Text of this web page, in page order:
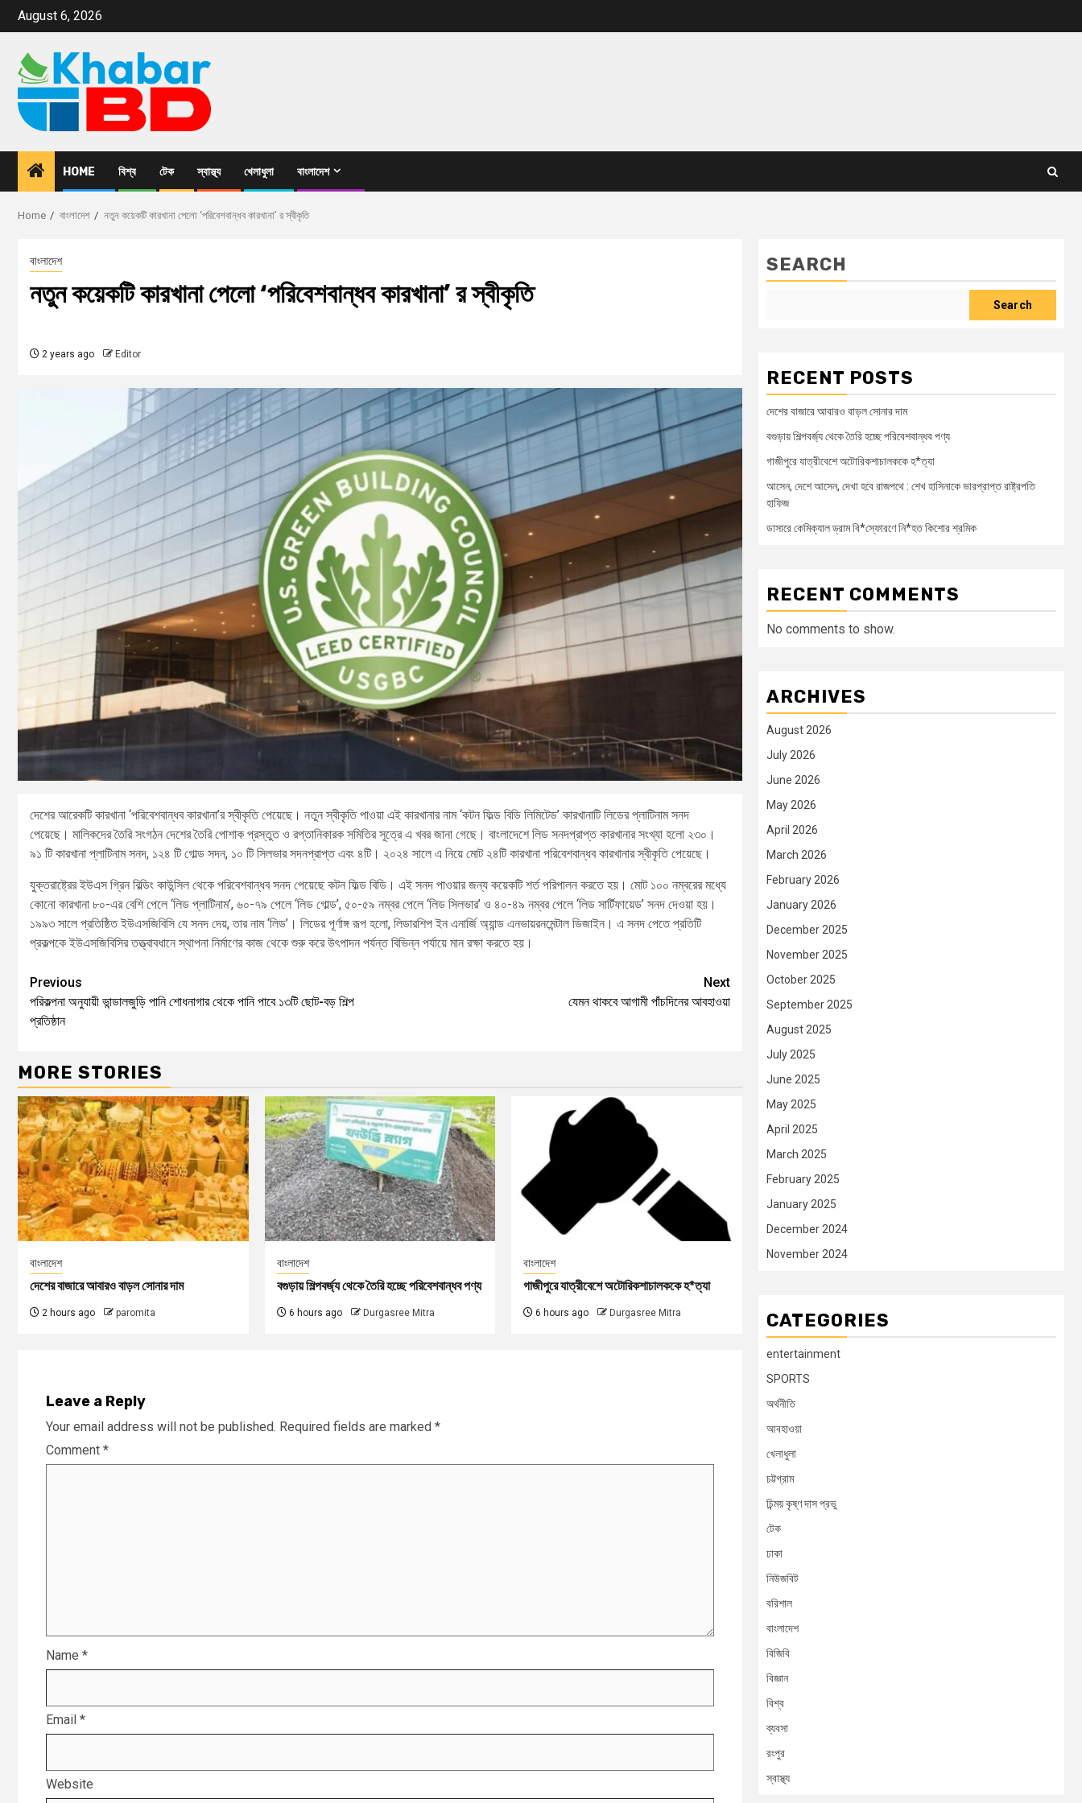
August 6, 2026
HOME বিশ্ব টেক স্বাস্থ্য খেলাধুলা বাংলাদেশ
Home বাংলাদেশ নতুন কয়েকটি কারখানা পেলো ‘পরিবেশবান্ধব কারখানা’ র স্বীকৃতি
বাংলাদেশ
নতুন কয়েকটি কারখানা পেলো ‘পরিবেশবান্ধব কারখানা’ র স্বীকৃতি
2 years ago Editor
দেশের আরেকটি কারখানা ‘পরিবেশবান্ধব কারখানা’র স্বীকৃতি পেয়েছে। নতুন স্বীকৃতি পাওয়া এই কারখানার নাম ‘কটন ফিল্ড বিডি লিমিটেড’ কারখানাটি লিডের প্লাটিনাম সনদ
পেয়েছে। মালিকদের তৈরি সংগঠন দেশের তৈরি পোশাক প্রস্তুত ও রপ্তানিকারক সমিতির সূত্রে এ খবর জানা গেছে। বাংলাদেশে লিড সনদপ্রাপ্ত কারখানার সংখ্যা হলো ২৩০।
৯১ টি কারখানা প্লাটিনাম সনদ, ১২৪ টি গোল্ড সদন, ১০ টি সিলভার সদনপ্রাপ্ত এবং ৪টি। ২০২৪ সালে এ নিয়ে মোট ২৪টি কারখানা পরিবেশবান্ধব কারখানার স্বীকৃতি পেয়েছে।
যুক্তরাষ্ট্রের ইউএস গ্রিন বিল্ডিং কাউন্সিল থেকে পরিবেশবান্ধব সনদ পেয়েছে কটন ফিল্ড বিডি। এই সনদ পাওয়ার জন্য কয়েকটি শর্ত পরিপালন করতে হয়। মোট ১০০ নম্বরের মধ্যে
কোনো কারখানা ৮০-এর বেশি পেলে ‘লিড প্লাটিনাম’, ৬০-৭৯ পেলে ‘লিড গোল্ড’, ৫০-৫৯ নম্বর পেলে ‘লিড সিলভার’ ও ৪০-৪৯ নম্বর পেলে ‘লিড সার্টিফায়েড’ সনদ দেওয়া হয়।
১৯৯৩ সালে প্রতিষ্ঠিত ইউএসজিবিসি যে সনদ দেয়, তার নাম ‘লিড’। লিডের পূর্ণাঙ্গ রূপ হলো, লিডারশিপ ইন এনার্জি অ্যান্ড এনভায়রনমেন্টাল ডিজাইন। এ সনদ পেতে প্রতিটি
প্রকল্পকে ইউএসজিবিসির তত্ত্বাবধানে স্থাপনা নির্মাণের কাজ থেকে শুরু করে উৎপাদন পর্যন্ত বিভিন্ন পর্যায়ে মান রক্ষা করতে হয়।
Previous
পরিকল্পনা অনুযায়ী ভান্ডালজুড়ি পানি শোধনাগার থেকে পানি পাবে ১৩টি ছোট-বড় শিল্প
প্রতিষ্ঠান
Next
যেমন থাকবে আগামী পাঁচদিনের আবহাওয়া
MORE STORIES
বাংলাদেশ
দেশের বাজারে আবারও বাড়ল সোনার দাম
2 hours ago paromita
বাংলাদেশ
বগুড়ায় শিল্পবর্জ্য থেকে তৈরি হচ্ছে পরিবেশবান্ধব পণ্য
6 hours ago Durgasree Mitra
বাংলাদেশ
গাজীপুরে যাত্রীবেশে অটোরিকশাচালককে হ*ত্যা
6 hours ago Durgasree Mitra
Leave a Reply
Your email address will not be published. Required fields are marked *
Comment *
Name *
Email *
Website
SEARCH
Search
RECENT POSTS
দেশের বাজারে আবারও বাড়ল সোনার দাম
বগুড়ায় শিল্পবর্জ্য থেকে তৈরি হচ্ছে পরিবেশবান্ধব পণ্য
গাজীপুরে যাত্রীবেশে অটোরিকশাচালককে হ*ত্যা
আসেন, দেশে আসেন, দেখা হবে রাজপথে : শেখ হাসিনাকে ভারপ্রাপ্ত রাষ্ট্রপতি
হাফিজ
ডাসারে কেমিক্যাল ড্রাম বি*স্ফোরণে নি*হত কিশোর শ্রমিক
RECENT COMMENTS
No comments to show.
ARCHIVES
August 2026
July 2026
June 2026
May 2026
April 2026
March 2026
February 2026
January 2026
December 2025
November 2025
October 2025
September 2025
August 2025
July 2025
June 2025
May 2025
April 2025
March 2025
February 2025
January 2025
December 2024
November 2024
CATEGORIES
entertainment
SPORTS
অর্থনীতি
আবহাওয়া
খেলাধুলা
চট্টগ্রাম
চিন্ময় কৃষ্ণ দাস প্রভু
টেক
ঢাকা
নিউজবিট
বরিশাল
বাংলাদেশ
বিজিবি
বিজ্ঞান
বিশ্ব
ব্যবসা
রংপুর
স্বাস্থ্য